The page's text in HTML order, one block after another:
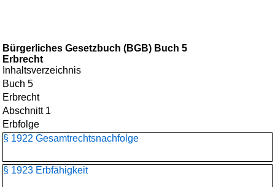
Bürgerliches Gesetzbuch (BGB) Buch 5
Erbrecht
Inhaltsverzeichnis
Buch 5
Erbrecht
Abschnitt 1
Erbfolge
§ 1922 Gesamtrechtsnachfolge
§ 1923 Erbfähigkeit